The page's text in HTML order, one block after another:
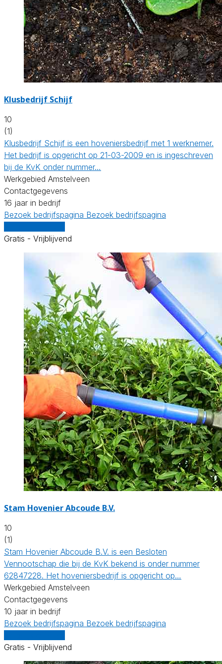
Klusbedrijf Schijf
10
(1)
Klusbedrijf Schijf is een hoveniersbedrijf met 1 werknemer.
Het bedrijf is opgericht op 21-03-2009 en is ingeschreven
bij de KvK onder nummer…
Werkgebied Amstelveen
Contactgegevens
16 jaar in bedrijf
Bezoek bedrijfspagina Bezoek bedrijfspagina
Gratis - Vrijblijvend
Stam Hovenier Abcoude B.V.
10
(1)
Stam Hovenier Abcoude B.V. is een Besloten
Vennootschap die bij de KvK bekend is onder nummer
62847228. Het hoveniersbedrijf is opgericht op…
Werkgebied Amstelveen
Contactgegevens
10 jaar in bedrijf
Bezoek bedrijfspagina Bezoek bedrijfspagina
Gratis - Vrijblijvend